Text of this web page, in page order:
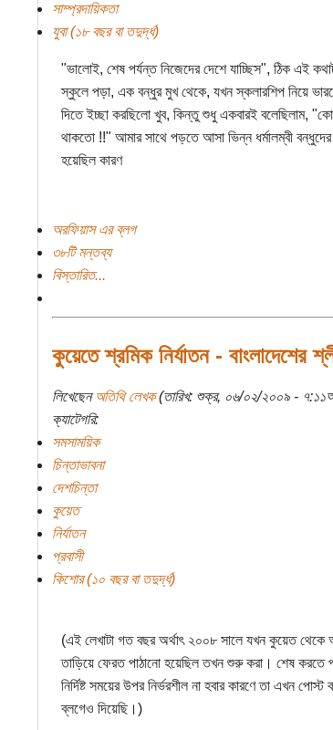
সাম্প্রদায়িকতা
যুবা (১৮ বছর বা তদুর্দ্ধ)
"ভালোই, শেষ পর্যন্ত নিজেদের দেশে যাচ্ছিস", ঠিক এই
স্কুলে পড়া, এক বন্ধুর মুখ থেকে, যখন স্কলারশিপ নিয়ে
দিতে ইচ্ছা করছিলো খুব, কিন্তু শুধু একবারই বলেছিলাম,
থাকতো !!" আমার সাথে পড়তে আসা ভিন্ন ধর্মালম্বী
হয়েছিল কারণ
অরফিয়াস এর ব্লগ
৩৮টি মন্তব্য
বিস্তারিত...
কুয়েতে শ্রমিক নির্যাতন - বাংলাদেশের
লিখেছেনঅতিথি লেখক(তারিখ: শুক্র, ০৬/০২/২০০৯ -
ক্যাটেগরি:
সমসাময়িক
চিন্তাভাবনা
দেশচিন্তা
কুয়েত
নির্যাতন
প্রবাসী
কিশোর (১০ বছর বা তদুর্দ্ধ)
(এই লেখাটা গত বছর অর্থাৎ ২০০৮ সালে যখন কুয়েত থেকে
তাড়িয়ে ফেরত পাঠানো হয়েছিল তখন শুরু করা। শেষ করতে
নির্দিষ্ট সময়ের উপর নির্ভরশীল না হবার কারণে তা এখন
ব্লগেও দিয়েছি।)